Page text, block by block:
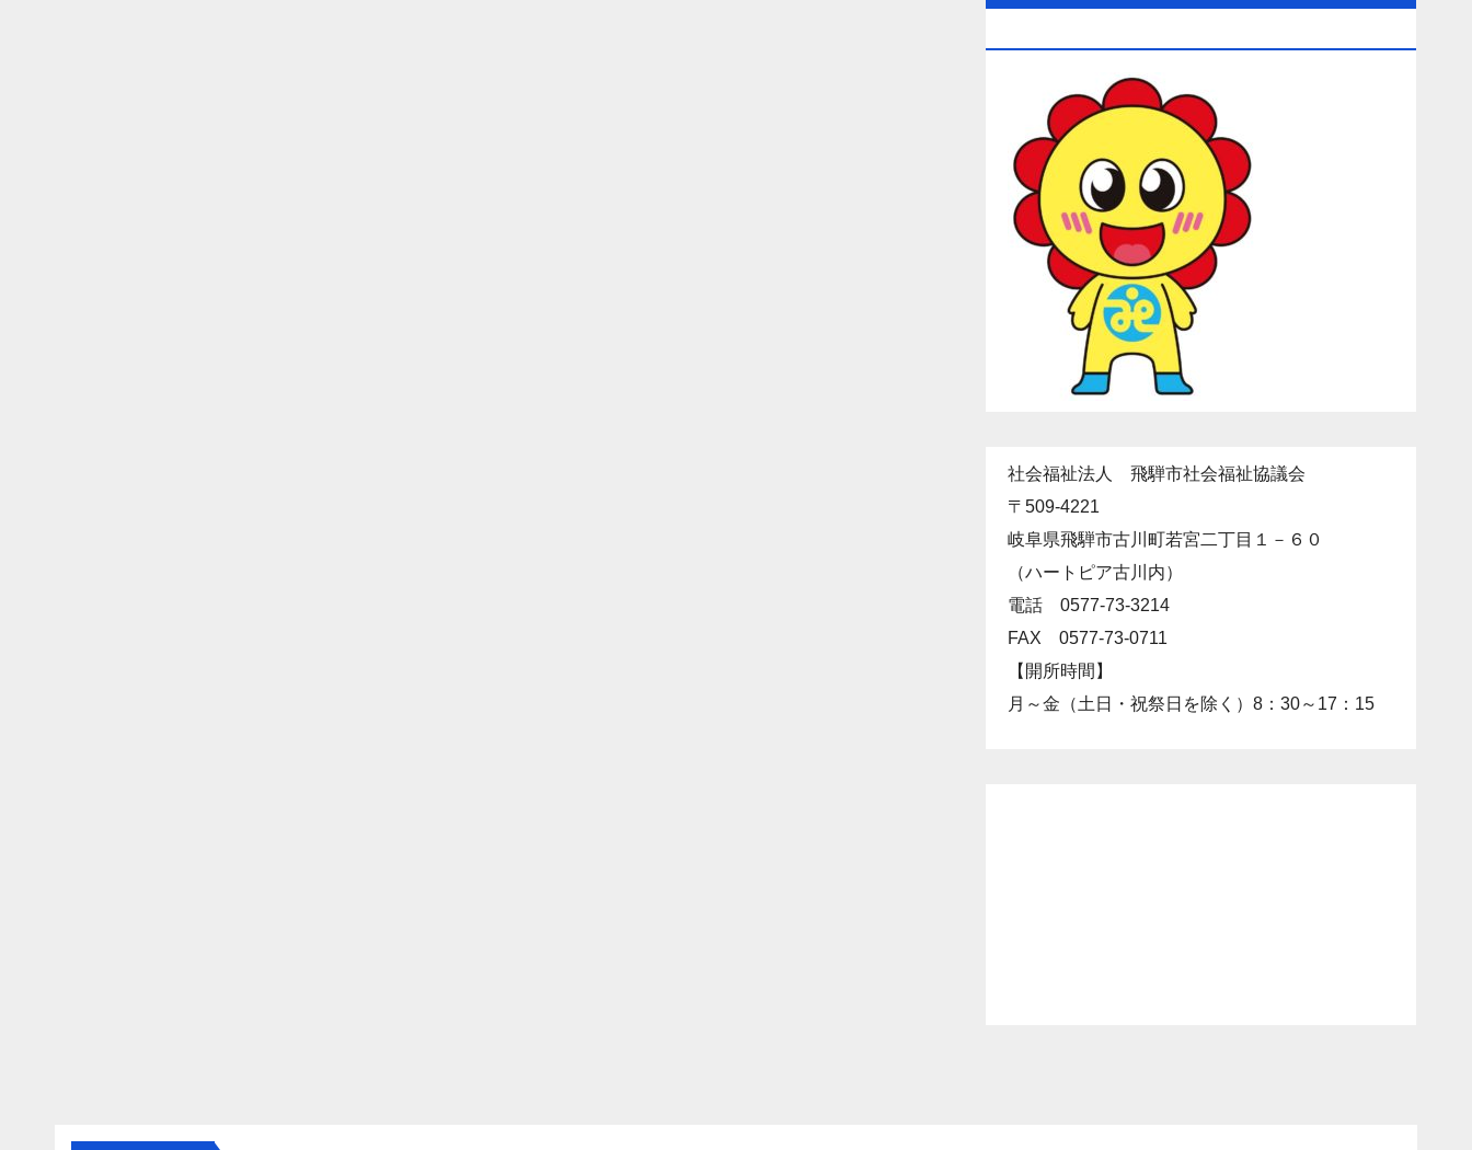
社会福祉法人 飛騨市社会福祉協議会
〒509-4221
岐阜県飛騨市古川町若宮二丁目１－６０
（ハートピア古川内）
電話 0577-73-3214
FAX 0577-73-0711
【開所時間】
月～金（土日・祝祭日を除く）8：30～17：15